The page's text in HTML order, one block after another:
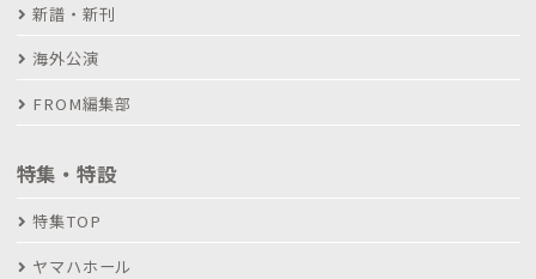
新譜・新刊
海外公演
FROM編集部
特集・特設
特集TOP
ヤマハホール